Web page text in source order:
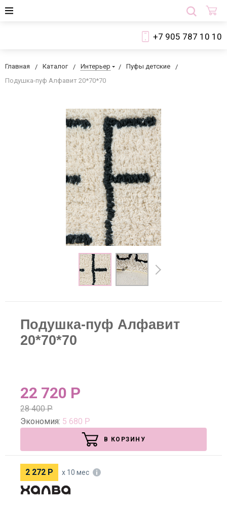
+7 905 787 10 10
Главная Каталог Интерьер
Пуфы детские
Подушка-пуф Алфавит 20*70*70
Подушка-пуф Алфавит
20*70*70
22 720 Р
28 400Р
Экономия: 5 680 Р
В КОРЗИНУ
2 272 Р х 10 мес